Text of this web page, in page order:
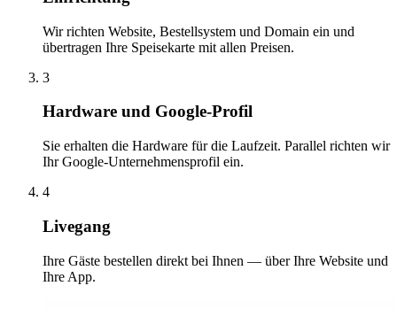
Wir richten Website, Bestellsystem und Domain ein und
übertragen Ihre Speisekarte mit allen Preisen.
3
Hardware und Google-Profil
Sie erhalten die Hardware für die Laufzeit. Parallel richten wir
Ihr Google-Unternehmensprofil ein.
4
Livegang
Ihre Gäste bestellen direkt bei Ihnen — über Ihre Website und
Ihre App.